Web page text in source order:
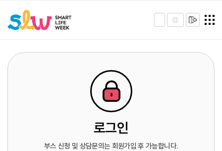
로그인
부스 신청 및 상담문의는 회원가입 후 가능합니다.